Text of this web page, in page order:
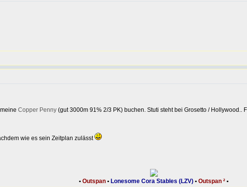
Copper Penny (gut 3000m 91% 2/3 PK) buchen. Stuti steht bei Grosetto /
wie es sein Zeitplan zulässt
• Outspan • Lonesome Cora Stables (LZV) • Outspan ² •